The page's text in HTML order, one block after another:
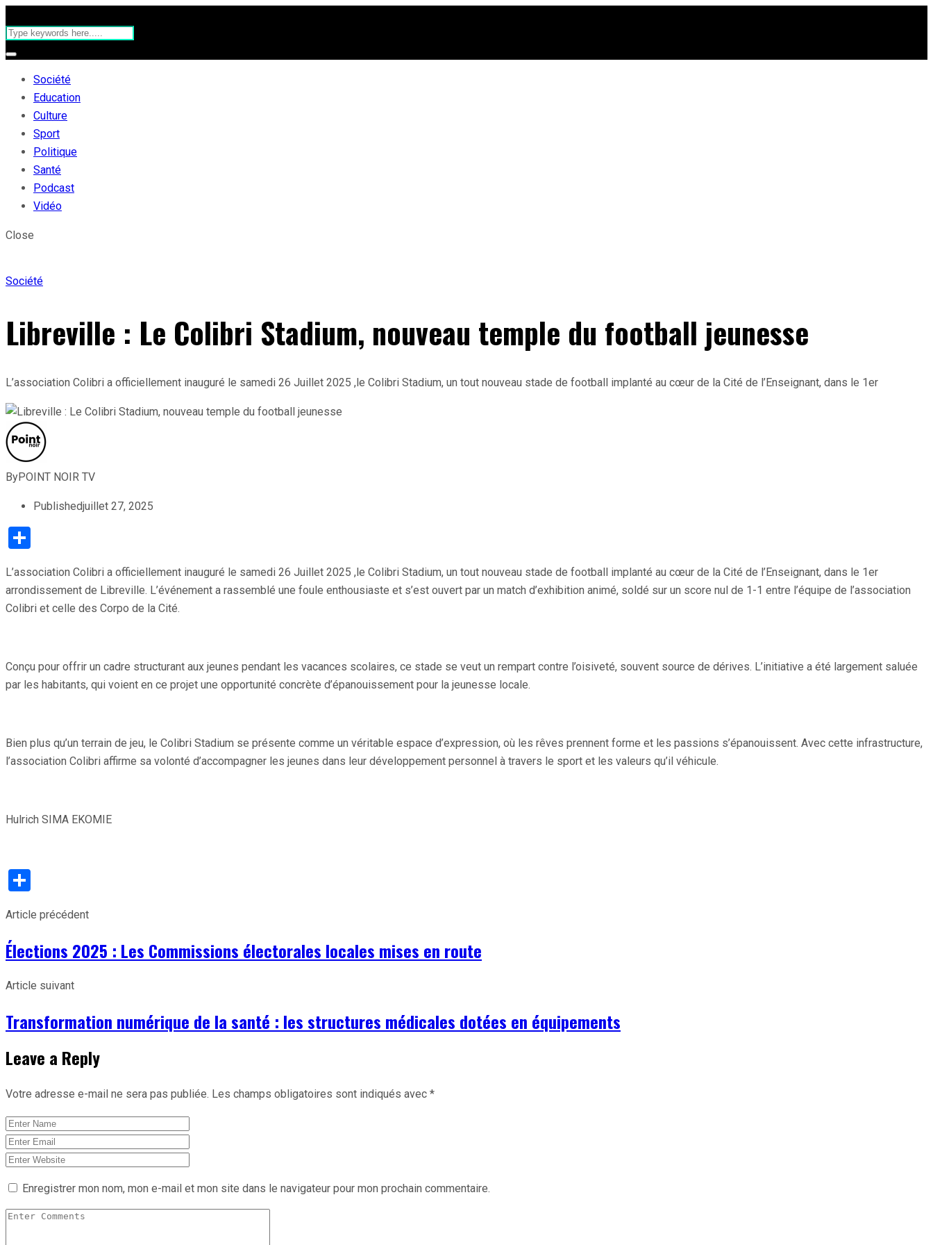
Société
Education
Culture
Sport
Politique
Santé
Podcast
Vidéo
Close
Société
Libreville : Le Colibri Stadium, nouveau temple du football jeunesse
L’association Colibri a officiellement inauguré le samedi 26 Juillet 2025 ,le Colibri Stadium, un tout nouveau stade de football implanté au cœur de la Cité de l’Enseignant, dans le 1er
ByPOINT NOIR TV
Publishedjuillet 27, 2025
L’association Colibri a officiellement inauguré le samedi 26 Juillet 2025 ,le Colibri Stadium, un tout nouveau stade de football implanté au cœur de la Cité de l’Enseignant, dans le 1er
arrondissement de Libreville. L’événement a rassemblé une foule enthousiaste et s’est ouvert par un match d’exhibition animé, soldé sur un score nul de 1-1 entre l’équipe de l’association
Colibri et celle des Corpo de la Cité.
Conçu pour offrir un cadre structurant aux jeunes pendant les vacances scolaires, ce stade se veut un rempart contre l’oisiveté, souvent source de dérives. L’initiative a été largement saluée
par les habitants, qui voient en ce projet une opportunité concrète d’épanouissement pour la jeunesse locale.
Bien plus qu’un terrain de jeu, le Colibri Stadium se présente comme un véritable espace d’expression, où les rêves prennent forme et les passions s’épanouissent. Avec cette infrastructure,
l’association Colibri affirme sa volonté d’accompagner les jeunes dans leur développement personnel à travers le sport et les valeurs qu’il véhicule.
Hulrich SIMA EKOMIE
Article précédent
Élections 2025 : Les Commissions électorales locales mises en route
Article suivant
Transformation numérique de la santé : les structures médicales dotées en équipements
Leave a Reply
Votre adresse e-mail ne sera pas publiée. Les champs obligatoires sont indiqués avec *
Enregistrer mon nom, mon e-mail et mon site dans le navigateur pour mon prochain commentaire.